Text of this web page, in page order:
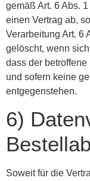
gemäß Art. 6 Abs.
einen Vertrag ab,
Verarbeitung Art. 6
gelöscht, wenn
dass der
und sofern keine
entgegenstehen.
6)
Soweit für die